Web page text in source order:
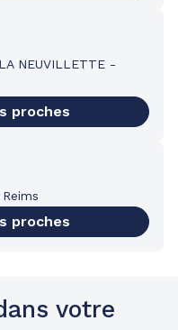
NEUVILLETTE -
proches
Reims
proches
votre